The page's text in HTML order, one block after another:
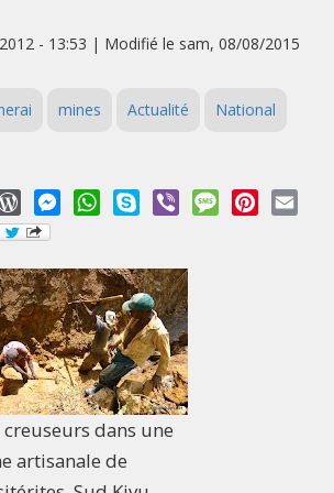
- 13:53 | Modifié le sam, 08/08/2015
mines Actualité National
WordPressMessengerWhatsApp
Skype Viber MessagePinterest
creuseurs dans une
artisanale de